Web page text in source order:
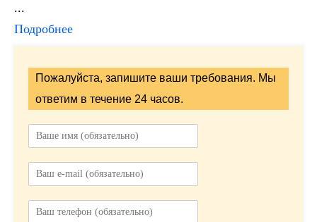
...
Подробнее
Пожалуйста, запишите ваши требования. Мы
ответим в течение 24 часов.